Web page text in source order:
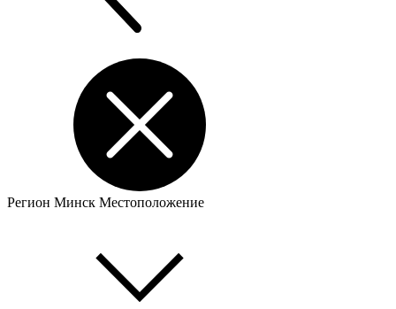
Регион Минск Местоположение